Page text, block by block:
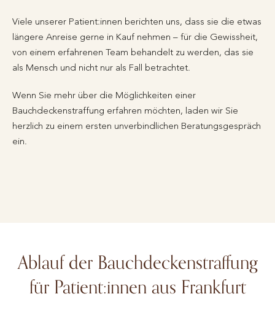
Viele unserer Patient:innen berichten uns, dass sie die etwas
längere Anreise gerne in Kauf nehmen – für die Gewissheit,
von einem erfahrenen Team behandelt zu werden, das sie
als Mensch und nicht nur als Fall betrachtet.
Wenn Sie mehr über die Möglichkeiten einer
Bauchdeckenstraffung erfahren möchten, laden wir Sie
herzlich zu einem ersten unverbindlichen Beratungsgespräch
ein.
Ablauf der Bauchdeckenstraffung
für Patient:innen aus Frankfurt